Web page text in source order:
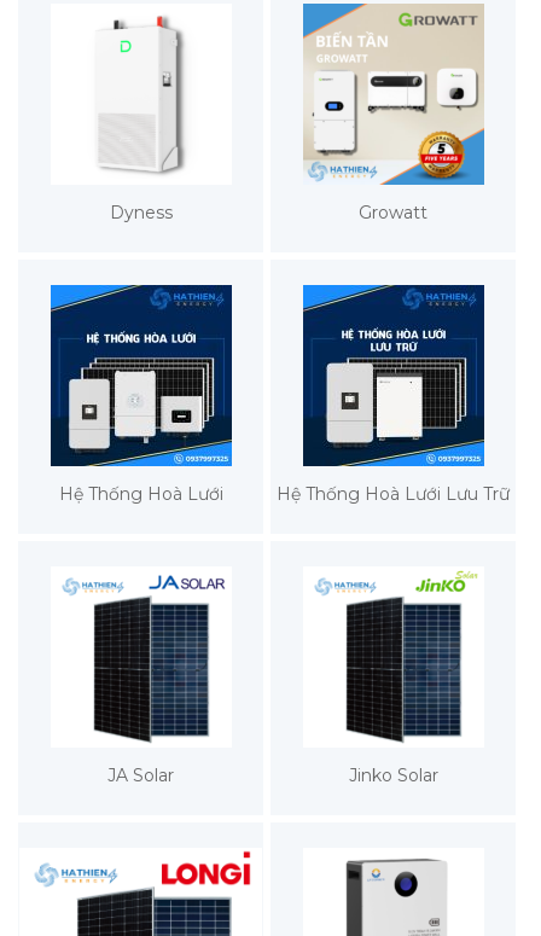
Dyness Growatt
Hệ Thống Hoà Lưới Hệ Thống Hoà Lưới Lưu Trữ
JA Solar Jinko Solar